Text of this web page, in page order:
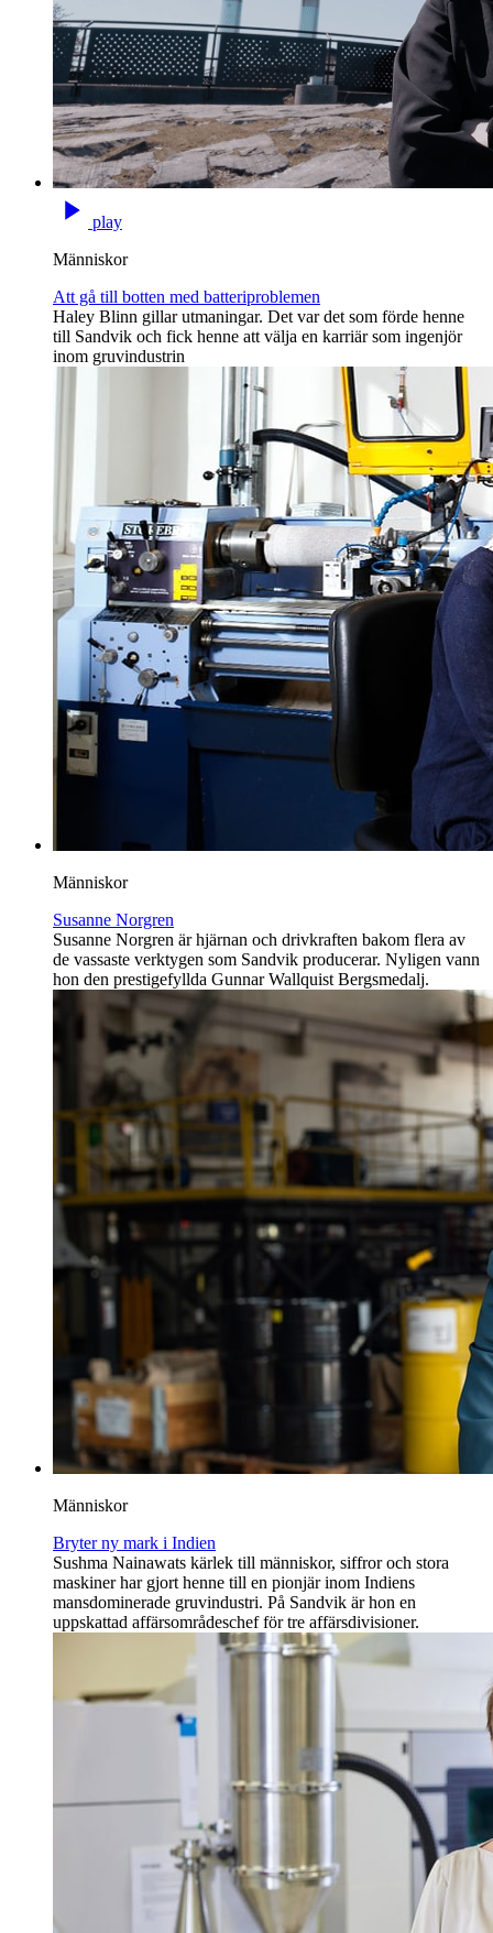
play
Människor
Att gå till botten med batteriproblemen
Haley Blinn gillar utmaningar. Det var det som förde henne
till Sandvik och fick henne att välja en karriär som ingenjör
inom gruvindustrin
Människor
Susanne Norgren
Susanne Norgren är hjärnan och drivkraften bakom flera av
de vassaste verktygen som Sandvik producerar. Nyligen vann
hon den prestigefyllda Gunnar Wallquist Bergsmedalj.
Människor
Bryter ny mark i Indien
Sushma Nainawats kärlek till människor, siffror och stora
maskiner har gjort henne till en pionjär inom Indiens
mansdominerade gruvindustri. På Sandvik är hon en
uppskattad affärsområdeschef för tre affärsdivisioner.